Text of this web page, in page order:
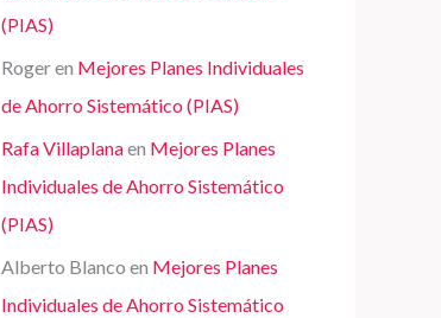
(PIAS)
Rogeren Mejores Planes Individuales
de Ahorro Sistemático (PIAS)
Rafa Villaplanaen Mejores Planes
Individuales de Ahorro Sistemático
(PIAS)
Alberto Blanco en Mejores Planes
Individuales de Ahorro Sistemático